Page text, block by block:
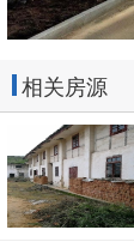
相关房源